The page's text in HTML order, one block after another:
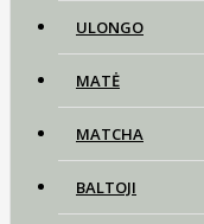
ULONGO
MATĖ
MATCHA
BALTOJI